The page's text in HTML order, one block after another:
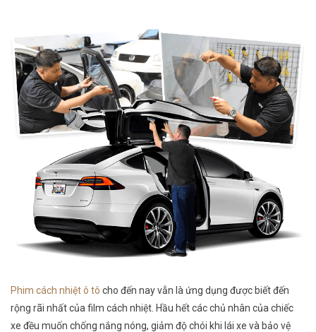
Phim cách nhiệt ô tô cho đến nay vẫn là ứng dụng được biết đến
rộng rãi nhất của film cách nhiệt. Hầu hết các chủ nhân của chiếc
xe đều muốn chống nắng nóng, giảm độ chói khi lái xe và bảo vệ